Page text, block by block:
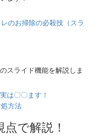
スライド機能を解説しま
は〇〇ます！
で解説！